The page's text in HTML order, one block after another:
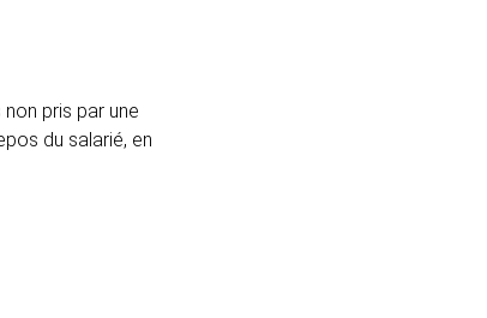
pris par une
du salarié, en